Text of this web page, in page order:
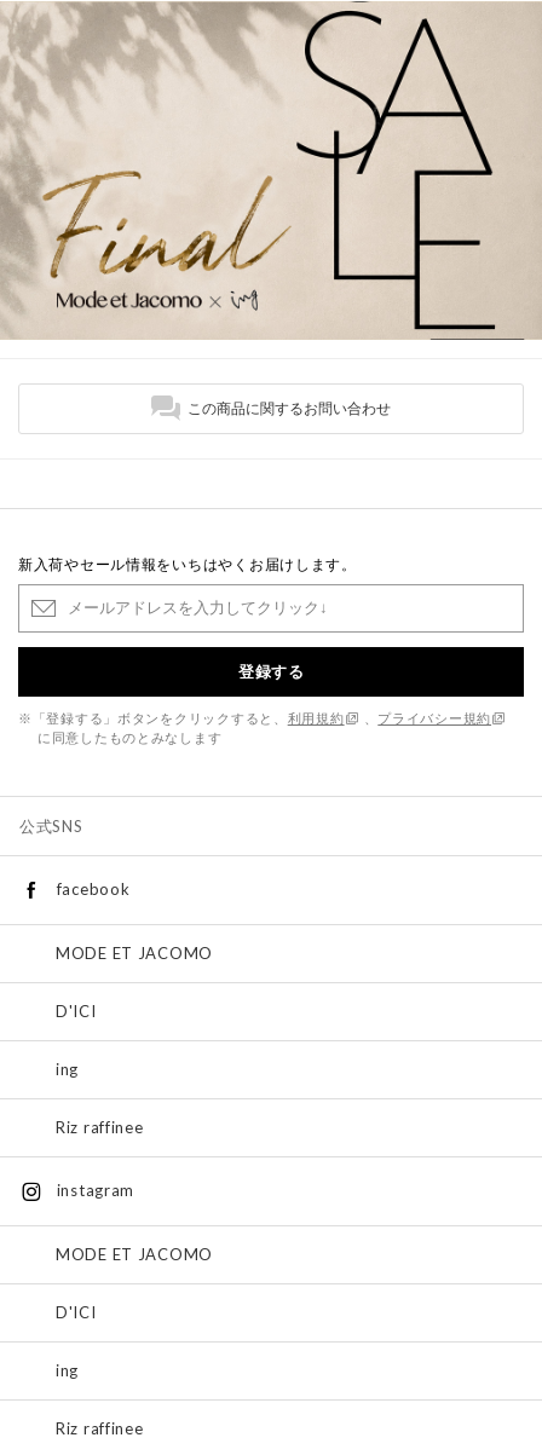
この商品に関するお問い合わせ
新入荷やセール情報をいちはやくお届けします。
登録する
※「登録する」ボタンをクリックすると、 利用規約
プライバシー規約
に同意したものとみなします
公式SNS
facebook
MODE ET JACOMO
D'ICI
ing
Riz raffinee
instagram
MODE ET JACOMO
D'ICI
ing
Riz raffinee